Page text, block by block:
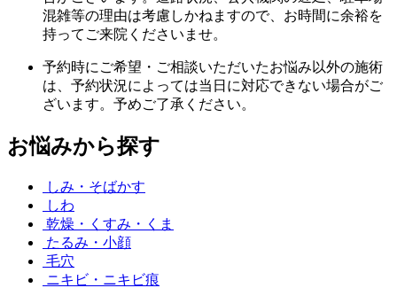
混雑等の理由は考慮しかねますので、お時間に余裕を
持ってご来院くださいませ。
予約時にご希望・ご相談いただいたお悩み以外の施術
は、予約状況によっては当日に対応できない場合がご
ざいます。予めご了承ください。
お悩みから探す
しみ・そばかす
しわ
乾燥・くすみ・くま
たるみ・小顔
毛穴
ニキビ・ニキビ痕